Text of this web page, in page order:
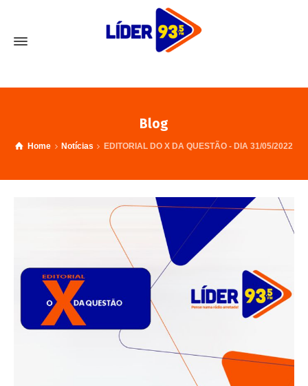
Blog
Home Notícias EDITORIAL DO X DA QUESTÃO - DIA 31/05/2022